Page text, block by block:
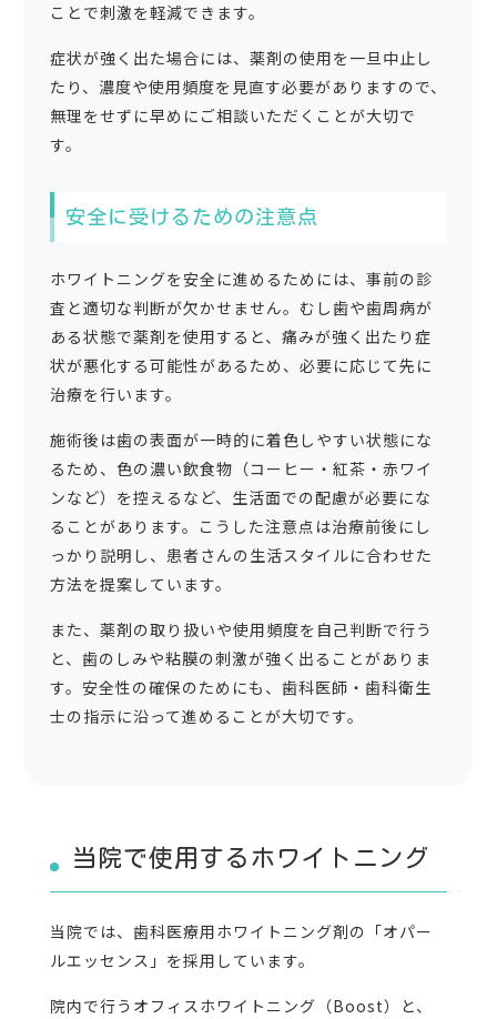
ことで刺激を軽減できます。
症状が強く出た場合には、薬剤の使用を一旦中止し
たり、濃度や使用頻度を見直す必要がありますので、
無理をせずに早めにご相談いただくことが大切で
す。
安全に受けるための注意点
ホワイトニングを安全に進めるためには、事前の診
査と適切な判断が欠かせません。むし歯や歯周病が
ある状態で薬剤を使用すると、痛みが強く出たり症
状が悪化する可能性があるため、必要に応じて先に
治療を行います。
施術後は歯の表面が一時的に着色しやすい状態にな
るため、色の濃い飲食物（コーヒー・紅茶・赤ワイ
ンなど）を控えるなど、生活面での配慮が必要にな
ることがあります。こうした注意点は治療前後にし
っかり説明し、患者さんの生活スタイルに合わせた
方法を提案しています。
また、薬剤の取り扱いや使用頻度を自己判断で行う
と、歯のしみや粘膜の刺激が強く出ることがありま
す。安全性の確保のためにも、歯科医師・歯科衛生
士の指示に沿って進めることが大切です。
当院で使用するホワイトニング
当院では、歯科医療用ホワイトニング剤の「オパー
ルエッセンス」を採用しています。
院内で行うオフィスホワイトニング（Boost）と、